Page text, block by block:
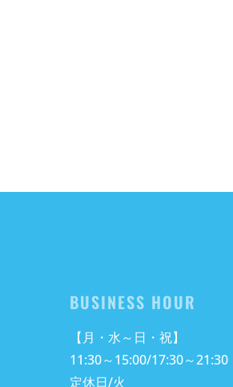
BUSINESS HOUR
【月・水～日・祝】
11:30～15:00/17:30～21:30
定休日/火